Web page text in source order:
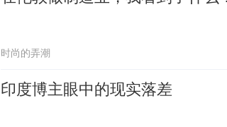
时尚的弄潮
印度博主眼中的现实落差